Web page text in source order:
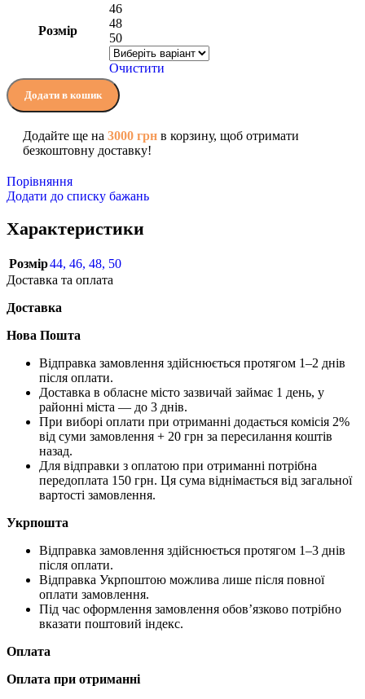
Розмір
46
48
50
Очистити
Додати в кошик
Додайте ще на 3000 грн в корзину, щоб отримати
безкоштовну доставку!
Порівняння
Додати до списку бажань
Характеристики
Розмір44, 46, 48, 50
Доставка та оплата
Доставка
Нова Пошта
Відправка замовлення здійснюється протягом 1–2 днів
після оплати.
Доставка в обласне місто зазвичай займає 1 день, у
районні міста — до 3 днів.
При виборі оплати при отриманні додається комісія 2%
від суми замовлення + 20 грн за пересилання коштів
назад.
Для відправки з оплатою при отриманні потрібна
передоплата 150 грн. Ця сума віднімається від загальної
вартості замовлення.
Укрпошта
Відправка замовлення здійснюється протягом 1–3 днів
після оплати.
Відправка Укрпоштою можлива лише після повної
оплати замовлення.
Під час оформлення замовлення обов’язково потрібно
вказати поштовий індекс.
Оплата
Оплата при отриманні